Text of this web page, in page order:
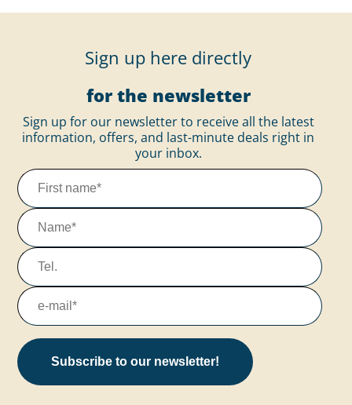
Sign up here directly
for the newsletter
Sign up for our newsletter to receive all the latest
information, offers, and last-minute deals right in
your inbox.
Subscribe to our newsletter!